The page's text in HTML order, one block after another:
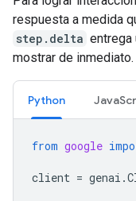
respuesta a medida
step.delta entrega
mostrar de inmediato.
Python
from google
client = genai .